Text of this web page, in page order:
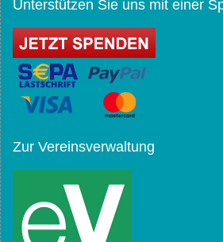
Unterstützen Sie uns mit einer
Zur Vereinsverwaltung